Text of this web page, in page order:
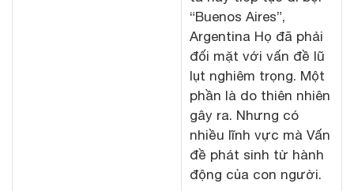
“Buenos Aires”,
Argentina Họ đã phải
đối mặt với vấn đề lũ
lụt nghiêm trọng. Một
phần là do thiên nhiên
gây ra. Nhưng có
nhiều lĩnh vực mà Vấn
đề phát sinh từ hành
động của con người.